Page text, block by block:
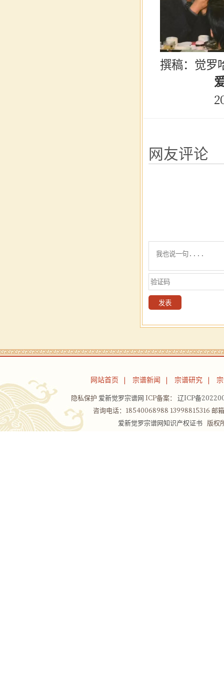
撰稿：觉罗
爱新
2026
网友评论
网站首页 宗谱新闻 宗谱研究
隐私保护 爱新觉罗宗谱网 ICP备案： 辽ICP备
咨询电话：18540068988 13998815316
爱新觉罗宗谱网知识产权证书版权